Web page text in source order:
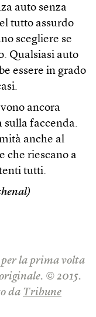
auto senza
tutto assurdo
scegliere se
Qualsiasi auto
essere in grado
ancora
sulla faccenda.
anche al
che riescano a
tutti.
per la prima volta
© 2015.
da Tribune